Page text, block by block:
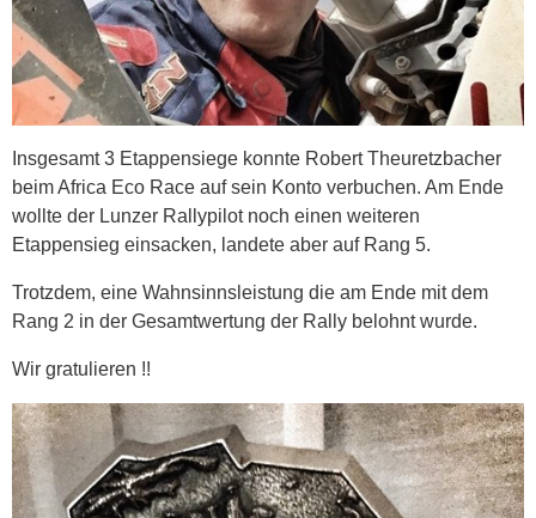
Insgesamt 3 Etappensiege konnte Robert Theuretzbacher
beim Africa Eco Race auf sein Konto verbuchen. Am Ende
wollte der Lunzer Rallypilot noch einen weiteren
Etappensieg einsacken, landete aber auf Rang 5.
Trotzdem, eine Wahnsinnsleistung die am Ende mit dem
Rang 2 in der Gesamtwertung der Rally belohnt wurde.
Wir gratulieren !!